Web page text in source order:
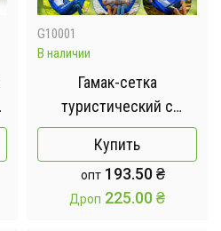
G10001
В наличии
Гамак-сетка
туристический с
планкой 40 см /
Сетчатый гамак с
деревянной
перекладиной
Купить
опт 193.50₴
Дроп 225.00₴